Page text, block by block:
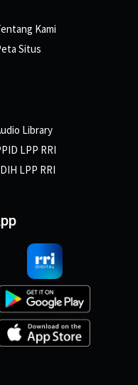
Kami
Situs
Library
LPP RRI
LPP RRI